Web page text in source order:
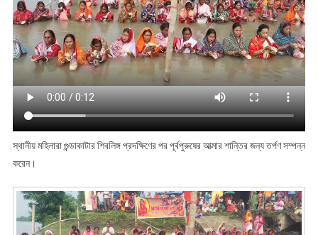
স্থানীয় মহিলারা গুন্ডাকাটার শিবলিঙ্গ প্রদক্ষিণের পর পূর্বপুরুষের আত্মার শান্তির জন্য তর্পণ সম্পন্ন
করেন।